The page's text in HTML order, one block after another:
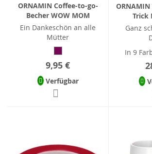
ORNAMIN Coffee-to-go-
Becher WOW MOM
Ein Dankeschön an alle
Mütter
9,95 €
Verfügbar
Trick
Ganz
In 9